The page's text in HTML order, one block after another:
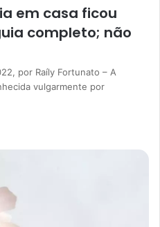
em casa ficou
completo; não
por Raíly Fortunato – A
vulgarmente por